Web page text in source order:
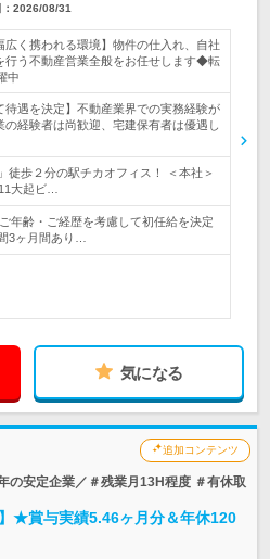
：2026/08/31
広く携われる環境】物件の仕入れ、自社
行う不動産営業全般をお任せします◆転
中
待遇を決定】不動産業界での実務経験が
経験者は尚歓迎、宅建保有者は優遇し
歩２分の駅チカオフィス！ ＜本社＞
大起ビ…
年齢・ご経歴を考慮して初任給を決定
3ヶ月間あり…
気になる
追加コンテンツ
の安定企業／＃残業月13H程度 ＃有休取
★賞与実績5.46ヶ月分＆年休120